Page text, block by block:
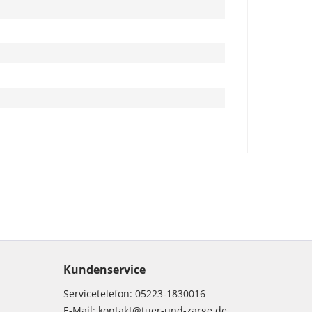
Kundenservice
Servicetelefon: 05223-1830016